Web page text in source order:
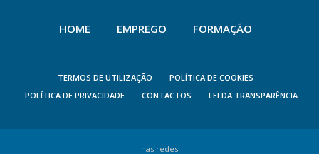
HOME EMPREGO FORMAÇÃO
TERMOS DE UTILIZAÇÃO
POLÍTICA DE COOKIES
POLÍTICA DE PRIVACIDADE
CONTACTOS LEI DA TRANSPARÊNCIA
nas redes